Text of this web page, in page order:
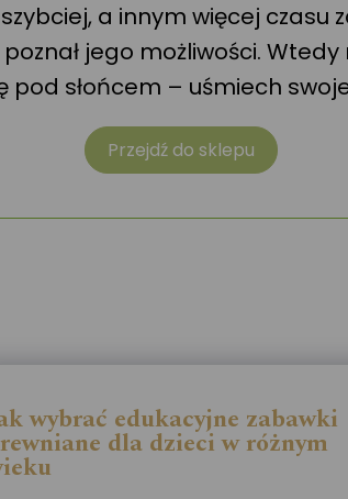
a innym więcej
jego możliwości.
słońcem – uśmiech
Przejdź do sklepu
wybrać edukacyjne zabawki
dla dzieci w różnym